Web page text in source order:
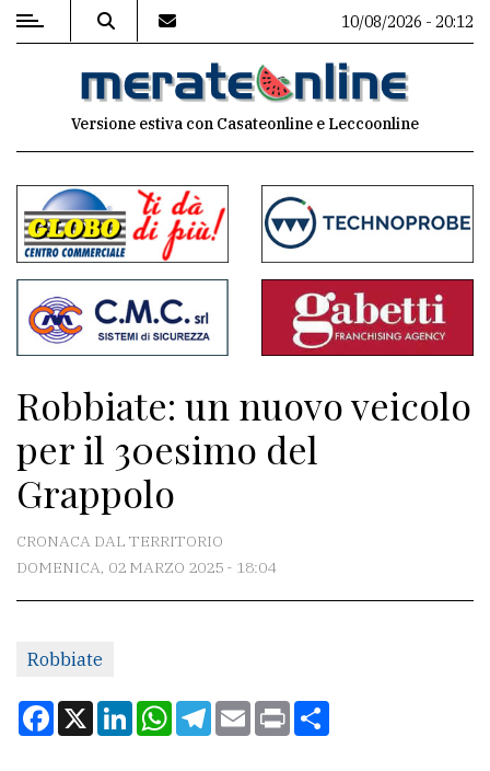
MENU
commenti
Contenuti
del
sito
Associazioni
Meteo
CONTATTI
Scrivici
Per
la
10/08/2026 - 20:12
Versione estiva con Casateonline e Leccoonline
Robbiate: un nuovo veicolo
per il 30esimo del
Grappolo
CRONACA DAL TERRITORIO
DOMENICA, 02 MARZO 2025 - 18:04
Robbiate
Facebook
X LinkedInWhatsApp
Telegram
EmailPrint